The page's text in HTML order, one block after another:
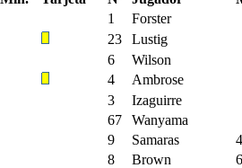
1
Forster
23
Lustig
6
Wilson
4
Ambrose
3
Izaguirre
67
Wanyama
9 Samaras
8 Brown